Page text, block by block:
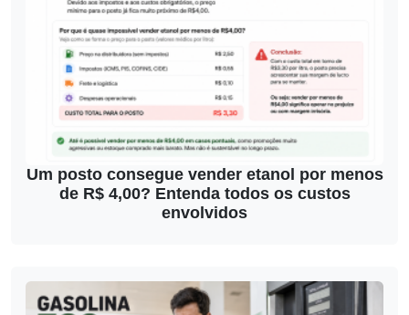
Um posto consegue vender etanol por menos
de R$ 4,00? Entenda todos os custos
envolvidos